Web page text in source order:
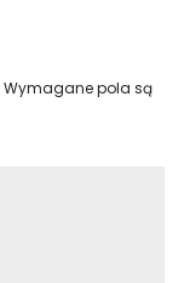
Wymagane pola są